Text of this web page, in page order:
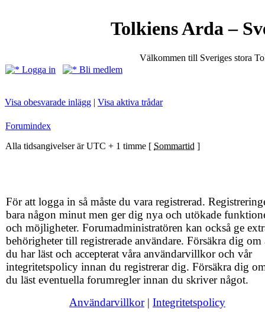
Tolkiens Arda –
Välkommen till Sveriges stora
Logga in
Bli medlem
Visa obesvarade inlägg | Visa aktiva trådar
Forumindex
Alla tidsangivelser är UTC + 1 timme [ Sommartid ]
För att logga in så måste du vara registrerad.
bara någon minut men ger dig nya och utökade
och möjligheter. Forumadministratören kan också ge
behörigheter till registrerade användare. Försäkra dig om
du har läst och accepterat våra användarvillkor och vår
integritetspolicy innan du registrerar dig. Försäkra dig
du läst eventuella forumregler innan du skriver något.
Användarvillkor| Integritetspolicy